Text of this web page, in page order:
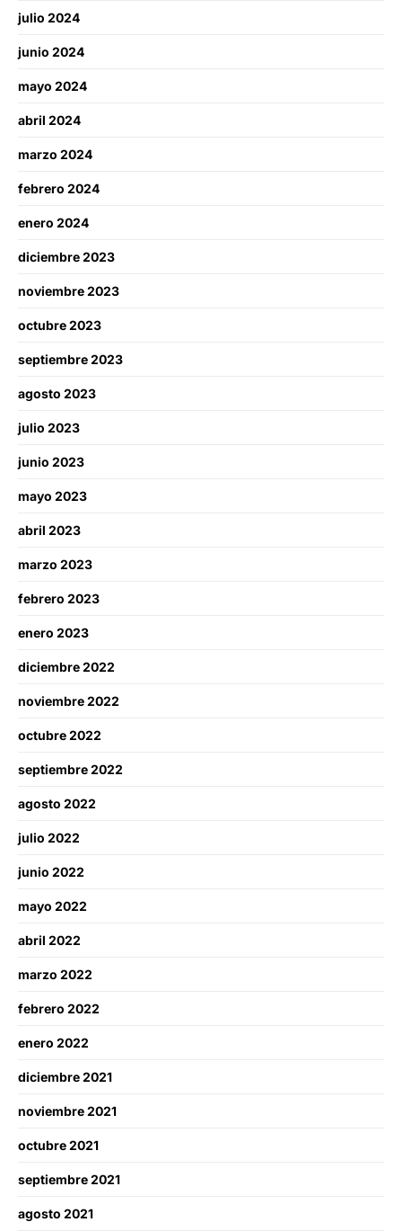
julio 2024
junio 2024
mayo 2024
abril 2024
marzo 2024
febrero 2024
enero 2024
diciembre 2023
noviembre 2023
octubre 2023
septiembre 2023
agosto 2023
julio 2023
junio 2023
mayo 2023
abril 2023
marzo 2023
febrero 2023
enero 2023
diciembre 2022
noviembre 2022
octubre 2022
septiembre 2022
agosto 2022
julio 2022
junio 2022
mayo 2022
abril 2022
marzo 2022
febrero 2022
enero 2022
diciembre 2021
noviembre 2021
octubre 2021
septiembre 2021
agosto 2021